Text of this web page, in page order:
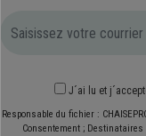
J´ai lu et
Responsable du fichier :
Consentement ;